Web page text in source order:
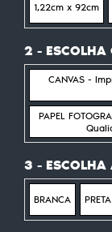
1,22cm x 92cm
2 - ESCOLHA
CANVAS -
PAPEL
3 - ESCOLHA
BRANCA PRETA